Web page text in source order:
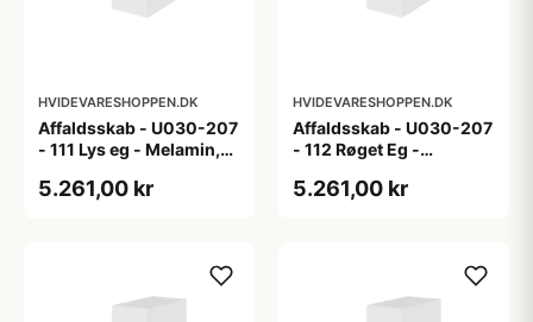
HVIDEVARESHOPPEN.DK
Affaldsskab - U030-207
- 111 Lys eg - Melamin,
5.261,00 kr
HVIDEVARESHOPPEN.DK
Affaldsskab - U030-207
- 112 Røget Eg -
5.261,00 kr